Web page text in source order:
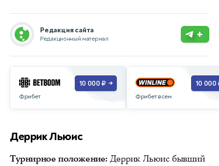
Редакция сайта
Редакционный материал +
Фрибет
10 000 ₽ →
Фрибет всем
10 000
Деррик Льюис
Турнирное положение: Деррик Льюис бывший